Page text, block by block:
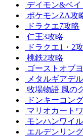
デイモン&ベ
ポケモンZA攻
ドラクエ7攻略
仁王3攻略
ドラクエ1・2
桃鉄2攻略
ゴーストオブ
メタルギアデ
牧場物語 風の
ドンキーコン
マリオカート
モンハンワイ
エルデンリン